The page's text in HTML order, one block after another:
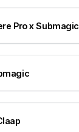
Pro x Submagic